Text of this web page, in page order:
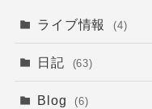
ライブ情報 (4)
日記 (63)
Blog (6)